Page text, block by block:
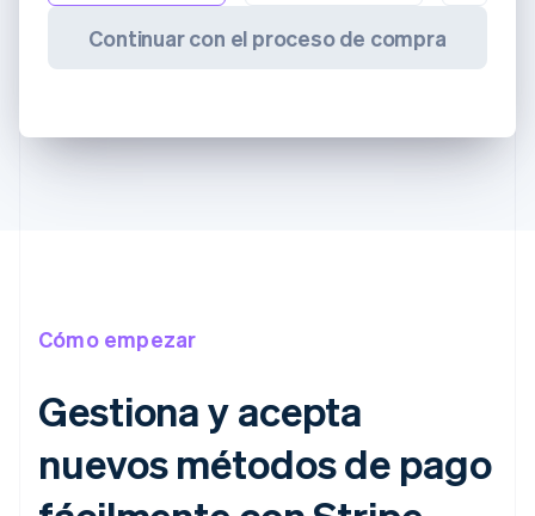
Continuar con el proceso de compra
Cómo empezar
Gestiona y acepta
nuevos métodos de pago